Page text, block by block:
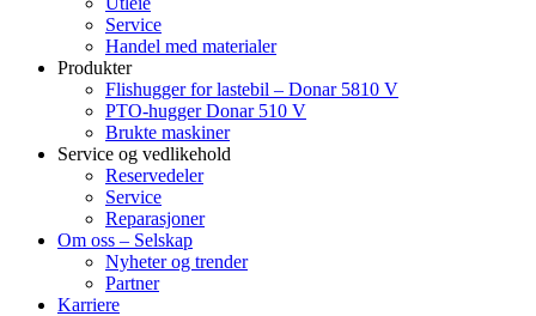
Service
Handel med materialer
Produkter
Flishugger for lastebil – Donar 5810 V
PTO-hugger Donar 510 V
Brukte maskiner
Service og vedlikehold
Reservedeler
Service
Reparasjoner
Om oss – Selskap
Nyheter og trender
Partner
Karriere